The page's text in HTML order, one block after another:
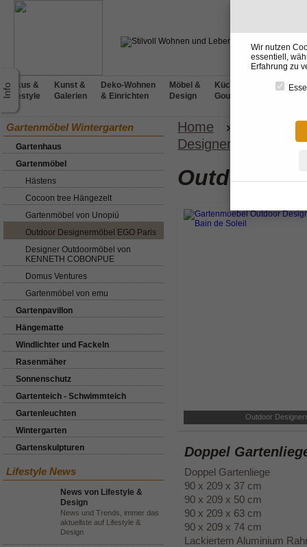
Luxus &
Lifestyle
Kunst &
Galerien
Deko-Wohnen
& Einrichten
Möbel &
Design
Küchen &
Gourmet
Gartenmöbel Wintergarten
Gartenhaus
Gartenmöbel
Hästens
Cocoon tree Hängezelt
Gartenmöbel von Unopiú
Outdoor Designermöbel EGO Paris
Designer Outdoormöbel von
KENNETH COBONPUE
Domus Ventures
Gartenmöbel von emu
Gartenpavillon
Hängematte
Windlichter und Fackeln
Rasenmäher
Sonnenschutz
Gartenteich - Schwimmteich
Gartenleuchten
Wintergarten
Gartenskulpturen
Lifestyle News
News von Lifestyle &
Design
News und Trends, immer das
aktuellste auf Lifestyle &
Design
Home »
Designermöbel
Outdoor
Outdoor
Doppel
Doppel Gartenliege
90 x 209 x 37 cm
90 x 209 x 50 cm
90 x 209 x 63 cm
90 x 209 x 74 cm
Lackiertem Aluminium
Wir nutzen
essentiell,
Erfahrung zu